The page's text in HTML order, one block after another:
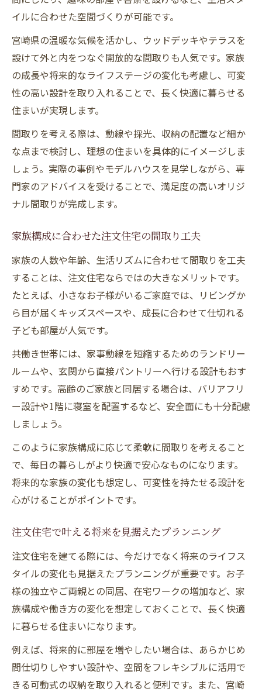
イルに合わせた空間づくりが可能です。
宮崎県の温暖な気候を活かし、ウッドデッキやテラスを
設けて外と内をつなぐ開放的な間取りも人気です。家族
の成長や将来的なライフステージの変化も考慮し、可変
性の高い設計を取り入れることで、長く快適に暮らせる
住まいが実現します。
間取りを考える際は、動線や採光、収納の配置など細か
な点まで検討し、理想の住まいを具体的にイメージしま
しょう。実際の事例やモデルハウスを見学しながら、専
門家のアドバイスを受けることで、満足度の高いオリジ
ナル間取りが完成します。
家族構成に合わせた注文住宅の間取り工夫
家族の人数や年齢、生活リズムに合わせて間取りを工夫
することは、注文住宅ならではの大きなメリットです。
たとえば、小さなお子様がいるご家庭では、リビングか
ら目が届くキッズスペースや、成長に合わせて仕切れる
子ども部屋が人気です。
共働き世帯には、家事動線を短縮するためのランドリー
ルームや、玄関から直接パントリーへ行ける設計もおす
すめです。高齢のご家族と同居する場合は、バリアフリ
ー設計や1階に寝室を配置するなど、安全面にも十分配慮
しましょう。
このように家族構成に応じて柔軟に間取りを考えること
で、毎日の暮らしがより快適で安心なものになります。
将来的な家族の変化も想定し、可変性を持たせる設計を
心がけることがポイントです。
注文住宅で叶える将来を見据えたプランニング
注文住宅を建てる際には、今だけでなく将来のライフス
タイルの変化も見据えたプランニングが重要です。お子
様の独立やご両親との同居、在宅ワークの増加など、家
族構成や働き方の変化を想定しておくことで、長く快適
に暮らせる住まいになります。
例えば、将来的に部屋を増やしたい場合は、あらかじめ
間仕切りしやすい設計や、空間をフレキシブルに活用で
きる可動式の収納を取り入れると便利です。また、宮崎